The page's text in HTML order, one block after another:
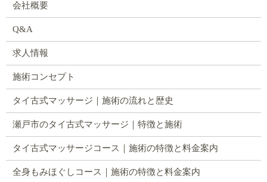
会社概要
Q&A
求人情報
施術コンセプト
タイ古式マッサージ｜施術の流れと歴史
瀬戸市のタイ古式マッサージ｜特徴と施術
タイ古式マッサージコース｜施術の特徴と料金案内
全身もみほぐしコース｜施術の特徴と料金案内